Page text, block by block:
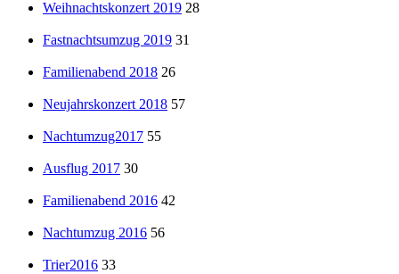
Weihnachtskonzert 2019 28
Fastnachtsumzug 2019 31
Familienabend 2018 26
Neujahrskonzert 2018 57
Nachtumzug2017 55
Ausflug 2017 30
Familienabend 2016 42
Nachtumzug 2016 56
Trier2016 33